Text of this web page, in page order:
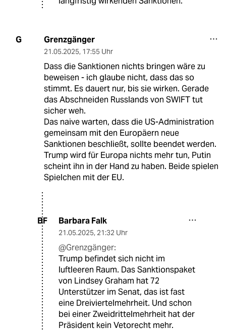
G Grenzgänger
21.05.2025, 17:55 Uhr
Dass die Sanktionen nichts bringen wäre zu
beweisen - ich glaube nicht, dass das so
stimmt. Es dauert nur, bis sie wirken. Gerade
das Abschneiden Russlands von SWIFT tut
sicher weh.
Das naive warten, dass die US-Administration
gemeinsam mit den Europäern neue
Sanktionen beschließt, sollte beendet werden.
Trump wird für Europa nichts mehr tun, Putin
scheint ihn in der Hand zu haben. Beide spielen
Spielchen mit der EU.
BF Barbara Falk
21.05.2025, 21:32 Uhr
@Grenzgänger:
Trump befindet sich nicht im
luftleeren Raum. Das Sanktionspaket
von Lindsey Graham hat 72
Unterstützer im Senat, das ist fast
eine Dreiviertelmehrheit. Und schon
bei einer Zweidrittelmehrheit hat der
Präsident kein Vetorecht mehr.